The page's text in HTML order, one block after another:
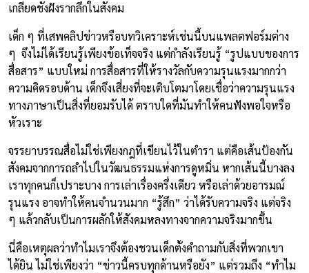
เกลียดชังฝังรากลึกในสังคม
เด็ก ๆ ที่เสพคลิปข่าวหรือบทวิเคราะห์เช่นนี้บนแพลตฟอร์มต่าง
ๆ จึงไม่ได้เรียนรู้เพียงข้อเท็จจริง แต่กำลังเรียนรู้ “รูปแบบของการ
สื่อสาร” แบบใหม่ การสื่อสารที่ให้รางวัลกับความรุนแรงมากกว่า
ความคิดรอบด้าน เด็กจึงเสี่ยงที่จะเติบโตมาโดยเชื่อว่าความรุนแรง
ทางภาษาเป็นสิ่งที่ยอมรับได้ ตราบใดที่มันทำให้คนฟังพอใจหรือ
หัวเราะ
จรรยาบรรณสื่อไม่ใช่เพียงกฎที่เขียนไว้ในตำรา แต่คือเส้นป้องกัน
สังคมจากการถลำไปในวัฒนธรรมแห่งการดูหมิ่น หากเส้นนี้บางลง
เราทุกคนก็เปราะบาง การเล่าเรื่องครึ่งเดียว หรือเล่าด้วยอารมณ์
รุนแรง อาจทำให้คนจำนวนมาก “รู้สึก” ว่าได้รับความจริง แต่จริง
ๆ แล้วกลับเป็นการผลักให้สังคมหลงทางจากความจริงมากขึ้น
นี่คือเหตุผลว่าทำไมเราจึงต้องชวนเด็กตั้งคำถามกับสิ่งที่พวกเขา
ได้ยิน ไม่ใช่เพียงว่า “ข่าวนี้ครบทุกด้านหรือยัง” แต่รวมถึง “ทำไม